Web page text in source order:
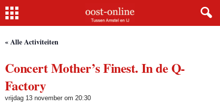
Home
« Alle Activiteiten
Concert Mother’s Finest. In de Q-
Factory
vrijdag 13 november om 20:30